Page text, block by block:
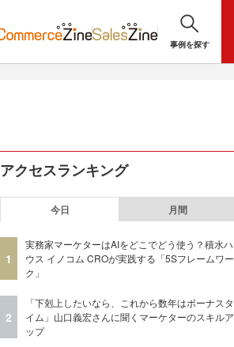
事例を探す
アクセスランキング
今日 月間
1
実務家マーケターはAIをどこでどう使う？積水ハ
ウス イノコム CROが実践する「5Sフレームワー
ク」
2
「下剋上したいなら、これから数年はボーナスタ
イム」山口義宏さんに聞くマーケターのスキルア
ップ